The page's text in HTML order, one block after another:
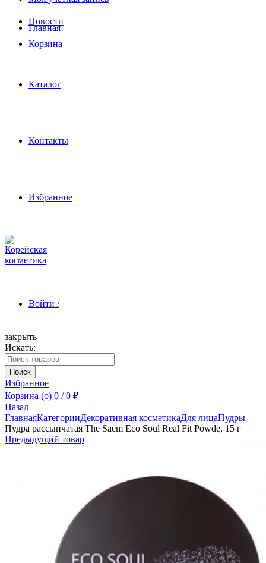
Новости
Корзина
Главная
Каталог
Контакты
Избранное
Войти /
Зарегистрироваться
закрыть
Искать:
Поиск
Избранное
Корзина (o) 0 / 0 ₽
Назад
ГлавнаяКатегорииДекоративная косметикаДля лицаПудры
Пудра рассыпчатая The Saem Eco Soul Real Fit Powde, 15 г
Предыдущий товар